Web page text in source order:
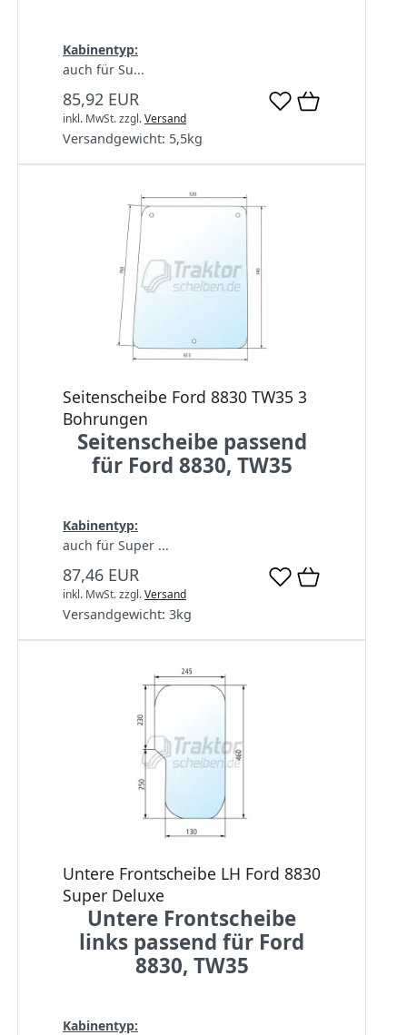
Kabinentyp:
auch für Su...
85,92 EUR
inkl. MwSt.zzgl.Versand
Versandgewicht: 5,5kg
Seitenscheibe Ford 8830 TW35 3
Bohrungen
Seitenscheibe passend
für Ford 8830, TW35
Kabinentyp:
auch für Super ...
87,46 EUR
inkl. MwSt.zzgl.Versand
Versandgewicht: 3kg
Untere Frontscheibe LH Ford 8830
Super Deluxe
Untere Frontscheibe
links passend für Ford
8830, TW35
Kabinentyp: